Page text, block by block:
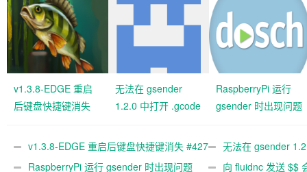
v1.3.8-EDGE 重启
后键盘快捷键消失
无法在 gsender
1.2.0 中打开 .gcode
RaspberryPi 运行
gsender 时出现问题
v1.3.8-EDGE 重启后键盘快捷键消失 #427
关闭
无法在 gsender
#367
RaspberryPi 运行 gsender 时出现问题 向 fluidnc 发送 $$